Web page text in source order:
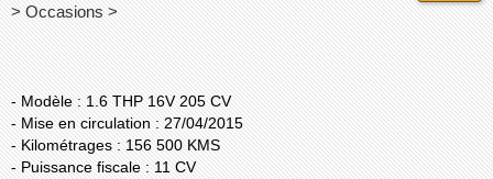
> Occasions >
- Modèle : 1.6 THP 16V 205 CV
- Mise en circulation : 27/04/2015
- Kilométrages : 156 500 KMS
- Puissance fiscale : 11 CV